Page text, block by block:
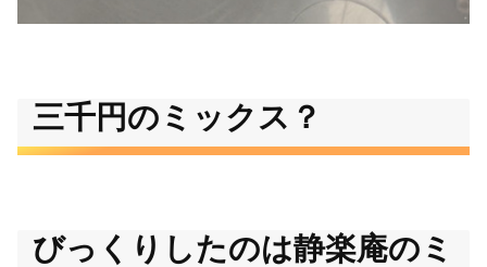
三千円のミックス？
びっくりしたのは静楽庵のミ